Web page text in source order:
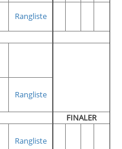
Rangliste
Rangliste
FINALER
Rangliste